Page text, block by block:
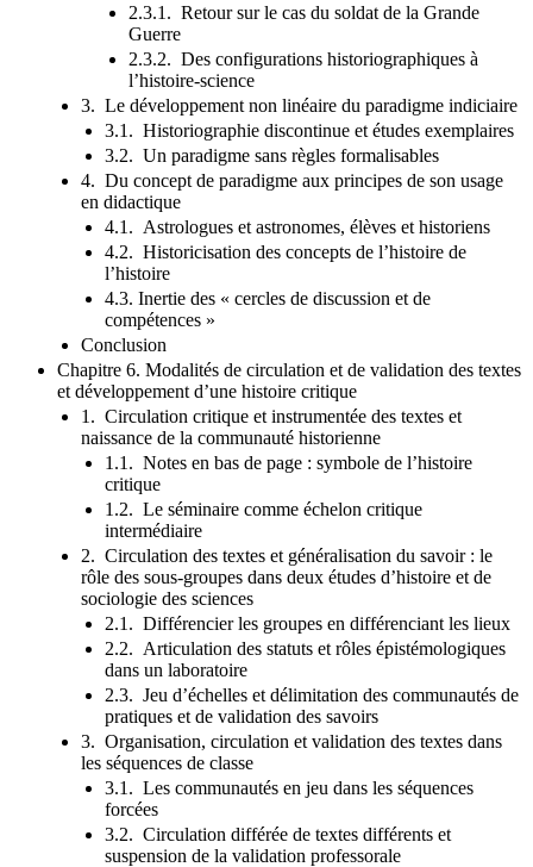
2.3.1. Retour sur le cas du soldat de la Grande
Guerre
2.3.2. Des configurations historiographiques à
l’histoire-science
3. Le développement non linéaire du paradigme indiciaire
3.1. Historiographie discontinue et études exemplaires
3.2. Un paradigme sans règles formalisables
4. Du concept de paradigme aux principes de son usage
en didactique
4.1. Astrologues et astronomes, élèves et historiens
4.2. Historicisation des concepts de l’histoire de
l’histoire
4.3. Inertie des « cercles de discussion et de
compétences »
Conclusion
Chapitre 6. Modalités de circulation et de validation des textes
et développement d’une histoire critique
1. Circulation critique et instrumentée des textes et
naissance de la communauté historienne
1.1. Notes en bas de page : symbole de l’histoire
critique
1.2. Le séminaire comme échelon critique
intermédiaire
2. Circulation des textes et généralisation du savoir : le
rôle des sous-groupes dans deux études d’histoire et de
sociologie des sciences
2.1. Différencier les groupes en différenciant les lieux
2.2. Articulation des statuts et rôles épistémologiques
dans un laboratoire
2.3. Jeu d’échelles et délimitation des communautés de
pratiques et de validation des savoirs
3. Organisation, circulation et validation des textes dans
les séquences de classe
3.1. Les communautés en jeu dans les séquences
forcées
3.2. Circulation différée de textes différents et
suspension de la validation professorale